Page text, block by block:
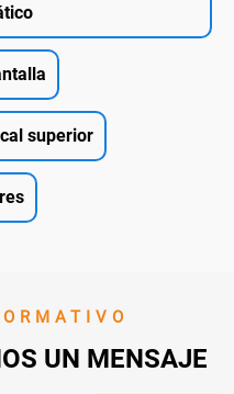
superior
UN MENSAJE